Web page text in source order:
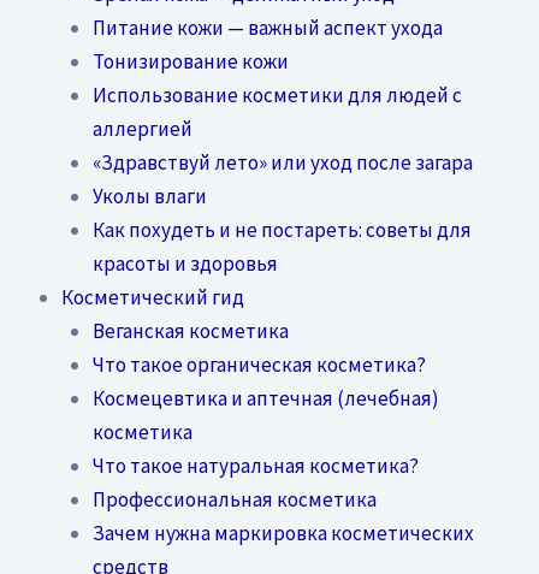
Питание кожи — важный аспект ухода
Тонизирование кожи
Использование косметики для людей с
аллергией
«Здравствуй лето» или уход после загара
Уколы влаги
Как похудеть и не постареть: советы для
красоты и здоровья
Косметический гид
Веганская косметика
Что такое органическая косметика?
Космецевтика и аптечная (лечебная)
косметика
Что такое натуральная косметика?
Профессиональная косметика
Зачем нужна маркировка косметических
средств